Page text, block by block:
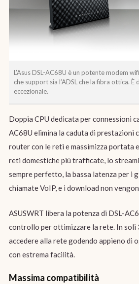
L’Asus DSL-AC68U è un potente modem
che support sia l’ADSL che la fibra ottica. È
eccezionale.
Doppia CPU dedicata per connessioni
AC68U elimina la caduta di
router con le reti e massimizza portata
reti domestiche più trafficate, lo
sempre perfetto, la bassa latenza per i
chiamate VoIP, e i download non
ASUSWRT libera la potenza di DSL-
controllo per ottimizzare la rete. In soli
accedere alla rete godendo appieno di
con estrema facilità.
Massima compatibilità